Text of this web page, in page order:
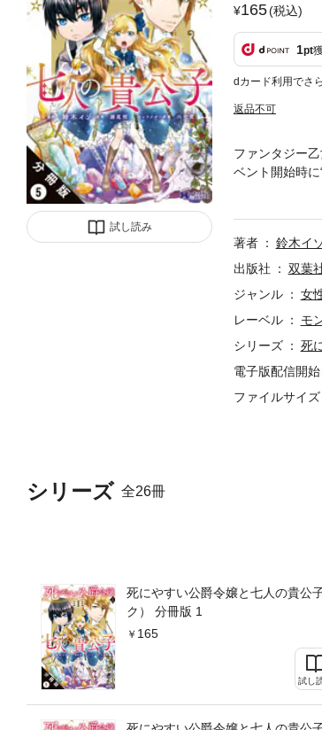
試し読み
165(税込)
1pt
dカード利用でさ
返品不可
シリーズ 全26冊
死にやすい公爵令嬢と七人の貴公
ク） 分冊版 1
165
試し
ファンタジー
ベント開始時
め、魔法使い
著者 鈴木イ
出版社
双葉
ジャンル
女
レーベル
モ
シリーズ
死
電子版配信開始
ファイルサイズ